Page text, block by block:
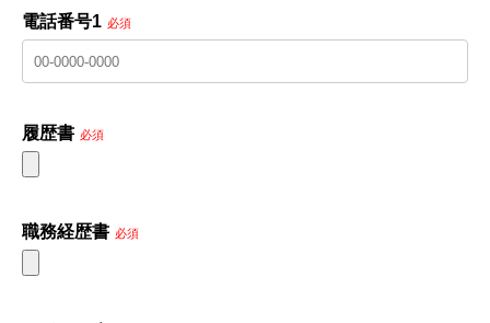
電話番号1 必須
履歴書 必須
職務経歴書 必須